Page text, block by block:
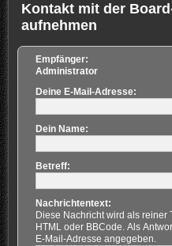
Kontakt mit der
aufnehmen
Empfänger:
Administrator
Deine E-Mail-Adresse:
Dein Name:
Betreff:
Nachrichtentext:
Diese Nachricht wird als reiner
HTML oder BBCode. Als
E-Mail-Adresse angegeben.